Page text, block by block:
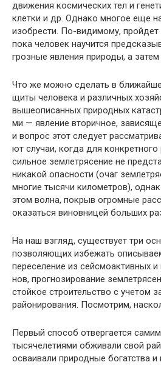
движения космических тел и
клетки и др. Однако многое еще
изобрести. По-видимому, пройдет
пока человек научится
грозные явления природы, а затем
Что же можно сделать в
щиты человека и различных
вышеописанных природных
ми — явление вторичное,
и вопрос этот следует
ют случаи, когда для
сильное землетрясение не
ника­кой опасности (очаг
многие тысячи километров),
этом вол­на, покрыв огромные
оказаться винов­ницей больших
На наш взгляд, существует три
позволяющих избежать
переселение из сейсмоактивных
нов, прогнозирование
стойкое строительство с учетом
районирования. Посмотрим,
Первый способ отвергается
тысячелетиями обживали свой
осваивали природные богатства и